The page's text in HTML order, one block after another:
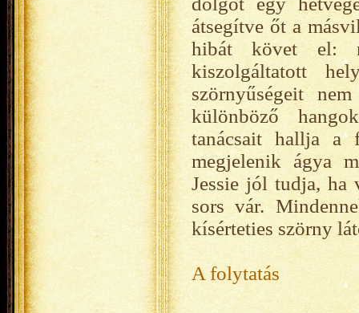
átsegítve őt a
hibát követ el:
kiszolgáltatott
szörnyűségeit
különböző
tanácsait hallja a
megjelenik ágya
Jessie jól tudja, ha
sors vár.
kísérteties szörny
A folytatás